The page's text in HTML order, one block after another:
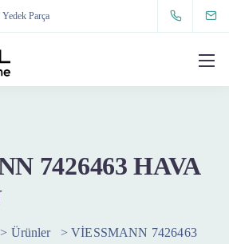
Parça
7426463 HAVA
> Ürünler >VİESSMANN 7426463